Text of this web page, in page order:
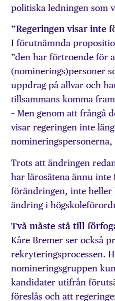
politiska ledningen som
”Regeringen visar inte
I förutnämnda
”den har förtroende för
(nominerings)personer
uppdrag på allvar och
tillsammans komma
– Men genom att frångå
visar regeringen inte
nomineringspersonerna,
Trots att ändringen
har lärosätena ännu
förändringen, inte heller
ändring i
Två måste stå till
Kåre Bremer ser också
rekryteringsprocessen.
nomineringsgruppen
kandidater utifrån
föreslås och att